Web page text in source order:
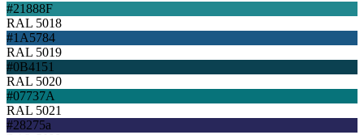
#21888F
RAL 5018
#1A5784
RAL 5019
#0B4151
RAL 5020
#07737A
RAL 5021
#28275a